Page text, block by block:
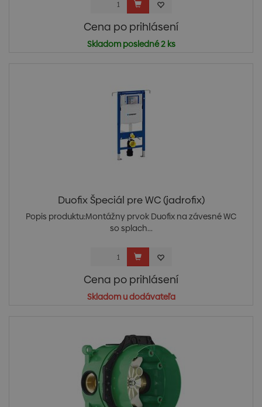
Cena po prihlásení
Skladom posledné 2 ks
Duofix Špeciál pre WC (jadrofix)
Popis produktu:Montážny prvok Duofix na závesné WC
so splach...
Cena po prihlásení
Skladom u dodávateľa